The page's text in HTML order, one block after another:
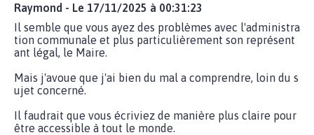
Raymond - Le 17/11/2025 à 00:31:23
Il semble que vous ayez des problèmes avec l'administra
tion communale et plus particulièrement son représent
ant légal, le Maire.
Mais j'avoue que j'ai bien du mal a comprendre, loin du s
ujet concerné.
Il faudrait que vous écriviez de manière plus claire pour
être accessible à tout le monde.